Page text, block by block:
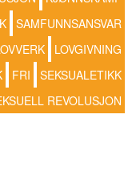
SAMFUNNSANSVAR
LOVGIVNING
FRI
SEKSUALETIKK
REVOLUSJON